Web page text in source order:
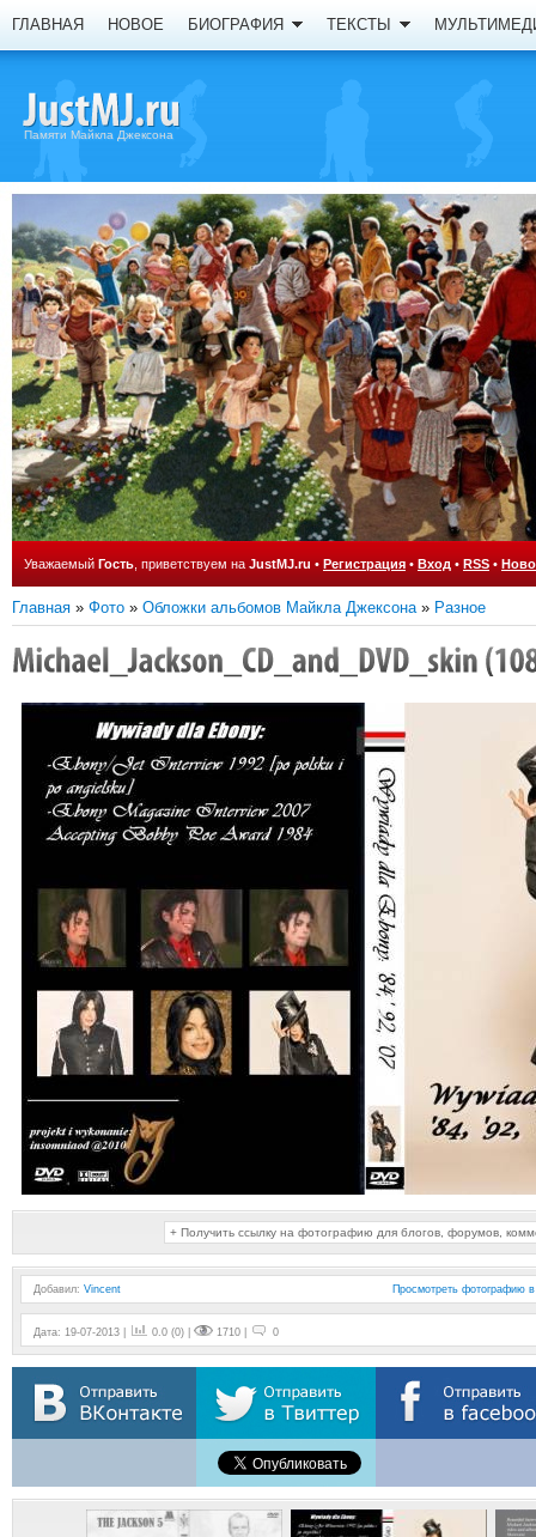
ГЛАВНАЯ НОВОЕ БИОГРАФИЯ ТЕКСТЫ
Памяти Майкла Джексона
Уважаемый Гость , приветствуем на JustMJ.ru • Регистрация • Вход • RSS •
Главная » Фото » Обложки альбомов Майкла Джексона» Разное
+ Получить ссылку на фотографию для блогов, форумов,
Добавил: Vincent Просмотреть фотографию
Дата: 19-07-2013 | 0.0 (0) | 1710 | 0